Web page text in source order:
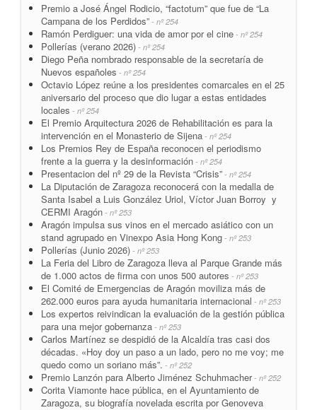
Premio a José Ángel Rodicio, “factotum” que fue de “La
Campana de los Perdidos” - nº 254
Ramón Perdiguer: una vida de amor por el cine - nº 254
Pollerías (verano 2026) - nº 254
Diego Peña nombrado responsable de la secretaría de
Nuevos españoles - nº 254
Octavio López reúne a los presidentes comarcales en el 25
aniversario del proceso que dio lugar a estas entidades
locales - nº 254
El Premio Arquitectura 2026 de Rehabilitación es para la
intervención en el Monasterio de Sijena - nº 254
Los Premios Rey de España reconocen el periodismo
frente a la guerra y la desinformación - nº 254
Presentacion del nº 29 de la Revista “Crisis” - nº 254
La Diputación de Zaragoza reconocerá con la medalla de
Santa Isabel a Luis González Uriol, Víctor Juan Borroy y
CERMI Aragón - nº 253
Aragón impulsa sus vinos en el mercado asiático con un
stand agrupado en Vinexpo Asia Hong Kong - nº 253
Pollerías (Junio 2026) - nº 253
La Feria del Libro de Zaragoza lleva al Parque Grande más
de 1.000 actos de firma con unos 500 autores - nº 253
El Comité de Emergencias de Aragón moviliza más de
262.000 euros para ayuda humanitaria internacional - nº 253
Los expertos reivindican la evaluación de la gestión pública
para una mejor gobernanza - nº 253
Carlos Martínez se despidió de la Alcaldía tras casi dos
décadas. «Hoy doy un paso a un lado, pero no me voy; me
quedo como un soriano más”. - nº 252
Premio Lanzón para Alberto Jiménez Schuhmacher- nº 252
Corita Viamonte hace pública, en el Ayuntamiento de
Zaragoza, su biografía novelada escrita por Genoveva